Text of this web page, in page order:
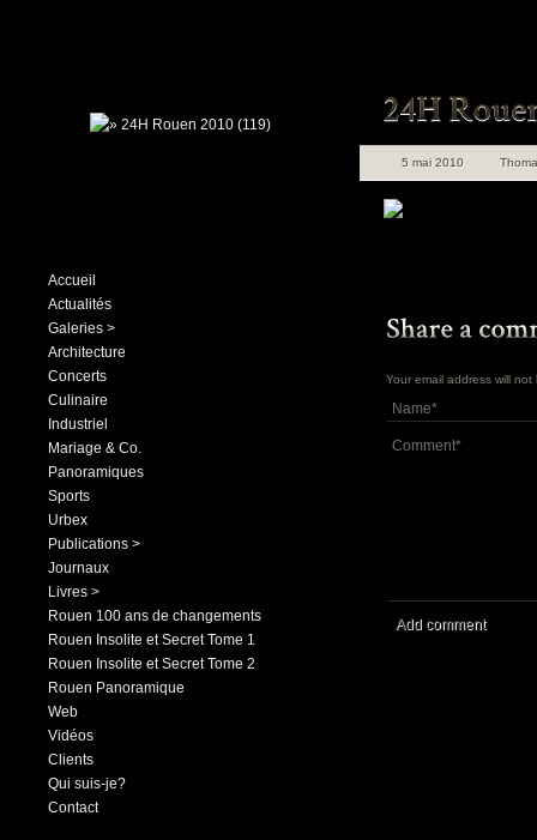
Accueil
Actualités
Galeries >
Architecture
Concerts
Culinaire
Industriel
Mariage & Co.
Panoramiques
Sports
Urbex
Publications >
Journaux
Livres >
Rouen 100 ans de changements
Rouen Insolite et Secret Tome 1
Rouen Insolite et Secret Tome 2
Rouen Panoramique
Web
Vidéos
Clients
Qui suis-je?
Contact
5 mai 2010
Your email address will
Add comment